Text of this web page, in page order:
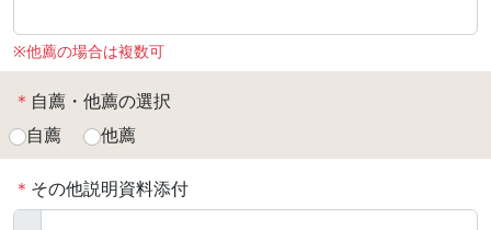
※他薦の場合は複数可
＊ 自薦・他薦の選択
自薦
他薦
＊ その他説明資料添付